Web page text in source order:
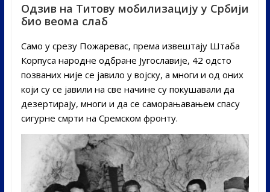
Одзив на Титову мобилизацију у Србији
био веома слаб
Само у срезу Пожареваc, према извештају Штаба
Корпуса народне одбране Југославије, 42 одсто
позваних није се јавило у војску, а многи и од оних
који су се јавили на све начине су покушавали да
дезертирају, многи и да се саморањавањем спасу
сигурне смрти на Сремском фронту.